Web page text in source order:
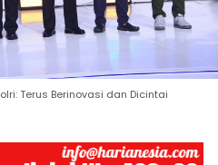
Terus Berinovasi dan Dicintai